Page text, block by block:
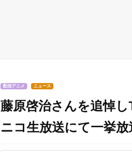
配信アニメ ニュース
藤原啓治さんを追悼
ニコ生放送にて一挙放